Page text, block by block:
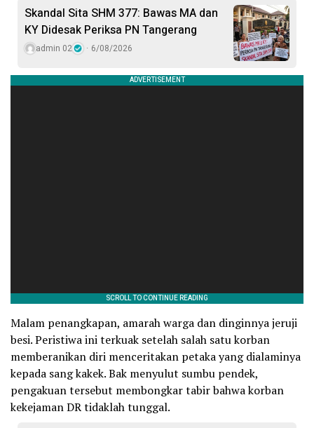
Skandal Sita SHM 377: Bawas MA dan
KY Didesak Periksa PN Tangerang
admin 02 6/08/2026
Malam penangkapan, amarah warga dan dinginnya jeruji
besi. Peristiwa ini terkuak setelah salah satu korban
memberanikan diri menceritakan petaka yang dialaminya
kepada sang kakek. Bak menyulut sumbu pendek,
pengakuan tersebut membongkar tabir bahwa korban
kekejaman DR tidaklah tunggal.